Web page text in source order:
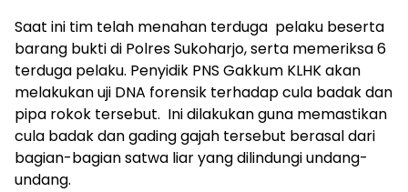
Saat ini tim telah menahan terduga pelaku beserta
barang bukti di Polres Sukoharjo, serta memeriksa 6
terduga pelaku. Penyidik PNS Gakkum KLHK akan
melakukan uji DNA forensik terhadap cula badak dan
pipa rokok tersebut. Ini dilakukan guna memastikan
cula badak dan gading gajah tersebut berasal dari
bagian-bagian satwa liar yang dilindungi undang-
undang.